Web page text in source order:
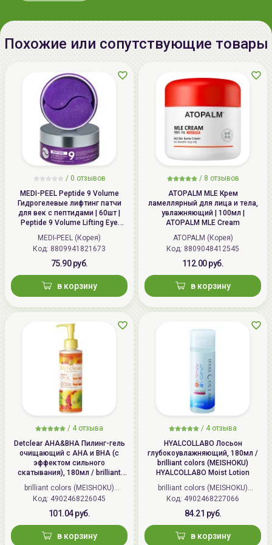
Меры предосторожности: избегать попадания в глаза,
в случае возникновения раздражения прекратить
ro, Osong-eup, Cheongju-si,
Импортер в
Беларусь:
ИП Мигаль Наталья Петровна,
220020 Минск, ул.Радужная 4/1-
136. www.allcosmetics.by, E-mail:
info@allcosmetics.by,
тел.:+375296131336
Похожие или сопутствующие товары
/ 0 отзывов
MEDI-PEEL Peptide 9 Volume
Гидрогелевые лифтинг патчи
для век с пептидами | 60шт |
Peptide 9 Volume Lifting Eye
Patch Pro
MEDI-PEEL (Корея)
Код: 8809941821673
75.90 руб.
в корзину
/ 8 отзывов
ATOPALM MLE Крем
ламеллярный для лица и тела,
увлажняющий | 100мл |
ATOPALM MLE Cream
ATOPALM (Корея)
Код: 8809048412545
112.00 руб.
в корзину
/ 4 отзыва
Detclear AHA&BHA Пилинг-гель
очищающий с AHA и BHA (с
эффектом сильного
скатывания), 180мл / brilliant
colors (MEISHOKU) Detclear
Bright&Peel AHA&BHA Fruits
Peeling Jelly
brilliant colors (MEISHOKU)
(Япония)
Код: 4902468226045
101.04 руб.
в корзину
/ 4 отзыва
HYALCOLLABO Лосьон
глубокоувлажняющий, 180мл /
brilliant colors (MEISHOKU)
HYALCOLLABO Moist Lotion
brilliant colors (MEISHOKU)
(Япония)
Код: 4902468227066
84.21 руб.
в корзину